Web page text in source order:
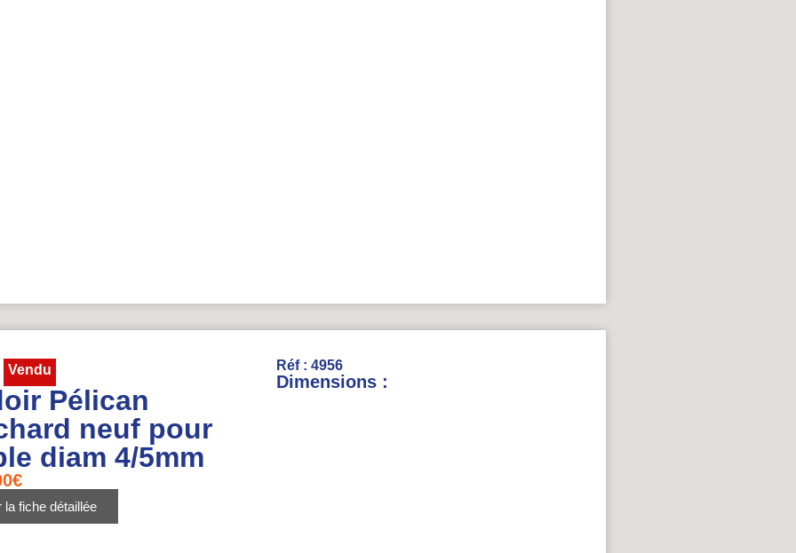
Vendu
Pélican
neuf pour
diam 4/5mm
€
la fiche détaillée
Réf : 4956
Dimensions :